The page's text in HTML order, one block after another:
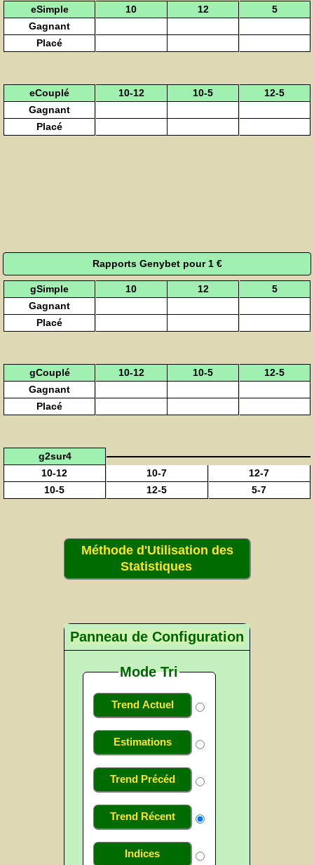
eSimple 10 12
5
Gagnant
Placé
eCouplé 10-12 10-5
12-5
Gagnant
Placé
Rapports Genybet pour 1 €
gSimple 10 12
5
Gagnant
Placé
gCouplé 10-12 10-5
12-5
Gagnant
Placé
g2sur4
10-12
10-7
12-7
10-5
12-5 5-7
Méthode d'Utilisation des
Statistiques
Panneau de Configuration
Mode Tri
Trend Actuel
Estimations
Trend Précéd
Trend Récent
Indices